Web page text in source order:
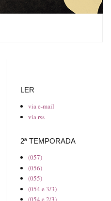
LER
via e-mail
via rss
2ª TEMPORADA
(057)
(056)
(055)
(054 e 3/3)
(054 e 2/3)